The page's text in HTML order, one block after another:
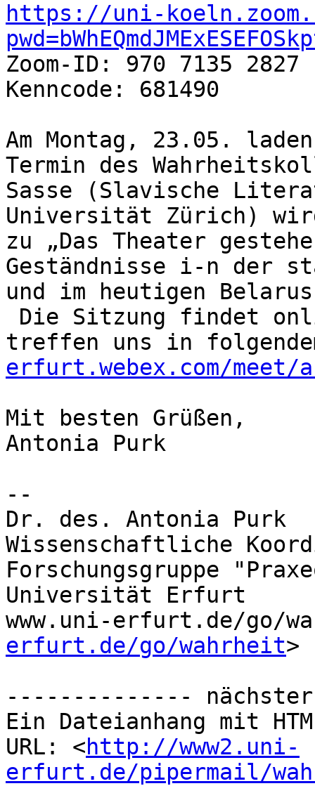
https://uni-
Zoom-ID: 970 7135 2827
Kenncode: 681490
Am Montag, 23.05.
Termin des
Sasse (Slavische
Universität Zürich)
zu „Das Theater
Geständnisse i-n der
und im heutigen
treffen uns in
erfurt.webex.com/meet/
Mit besten Grüßen,
Antonia Purk
--
Dr. des. Antonia Purk
Wissenschaftliche
Forschungsgruppe
Universität Erfurt
www.uni-erfurt.de/go/
erfurt.de/go/wahrheit>
--------------
Ein Dateianhang mit
URL: <http://www2.uni-
erfurt.de/pipermail/